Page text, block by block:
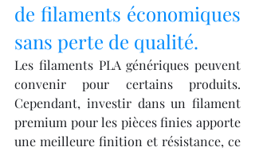
de filaments économiques
sans perte de qualité.
Les filaments PLA génériques peuvent
convenir pour certains produits.
Cependant, investir dans un filament
premium pour les pièces finies apporte
une meilleure finition et résistance, ce